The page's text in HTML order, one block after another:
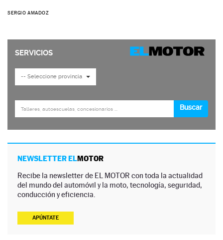
SERGIO AMADOZ
NEWSLETTER ELMOTOR
Recibe la newsletter de EL MOTOR con toda la actualidad
del mundo del automóvil y la moto, tecnología, seguridad,
conducción y eficiencia.
APÚNTATE